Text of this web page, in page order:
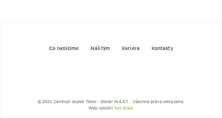
Co nabizíme Náš tým Kariéra Kontakty
© 2022 Centrum služeb Tábor - Ateliér M.A.A.T. - Všechna práva vyhrazena.
Web vytvořilTom Atom